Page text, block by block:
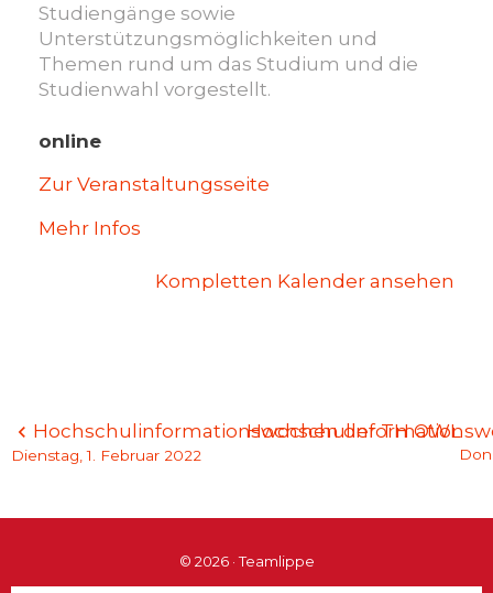
Studiengänge sowie
Unterstützungsmöglichkeiten und
Themen rund um das Studium und die
Studienwahl vorgestellt.
online
Zur Veranstaltungsseite
Mehr Infos
Kompletten Kalender ansehen
Beitragsnavigation
Hochschulinformationswochen der TH OWL
Dienstag, 1. Februar 2022
© 2026 · Teamlippe